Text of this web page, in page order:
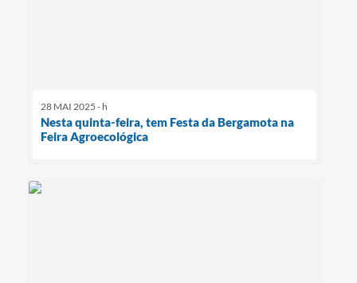
28 MAI 2025 - h
Nesta quinta-feira, tem Festa da Bergamota na
Feira Agroecológica